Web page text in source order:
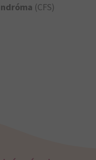
(CFS)